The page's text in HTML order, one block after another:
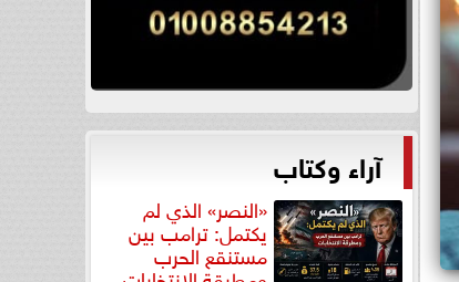
آراء وكتاب
«النصر» الذي لم
يكتمل: ترامب بين
مستنقع الحرب